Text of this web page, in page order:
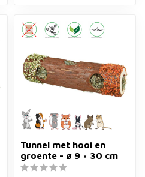
Tunnel met hooi en
groente - ø 9 × 30 cm